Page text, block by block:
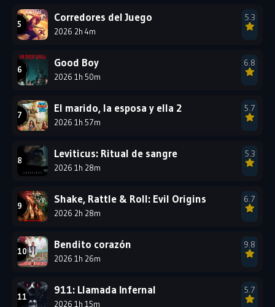
Corredores del Juego
2026 2h 4m
5.3
Good Boy
2026 1h 50m
6.8
El marido, la esposa y ella 2
2026 1h 57m
5.7
Leviticus: Ritual de sangre
2026 1h 28m
5.3
Shake, Rattle & Roll: Evil Origins
2026 2h 28m
6.7
Bendito corazón
2026 1h 26m
9.8
911: Llamada Infernal
2026 1h 15m
5.7